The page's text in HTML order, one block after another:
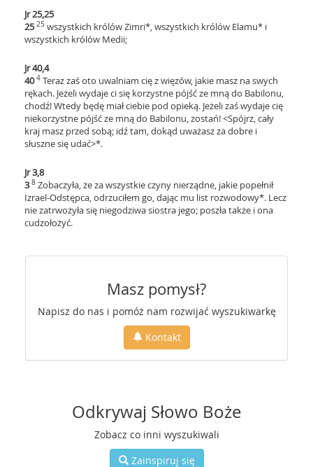
Jr 25,25
25 25 wszystkich królów Zimri*, wszystkich królów Elamu* i
wszystkich królów Medii;
Jr 40,4
404 Teraz zaś oto uwalniam cię z więzów, jakie masz na swych
rękach. Jeżeli wydaje ci się korzystne pójść ze mną do Babilonu,
chodź! Wtedy będę miał ciebie pod opieką. Jeżeli zaś wydaje cię
niekorzystne pójść ze mną do Babilonu, zostań! <Spójrz, cały
kraj masz przed sobą; idź tam, dokąd uważasz za dobre i
słuszne się udać>*.
Jr 3,8
3 8 Zobaczyła, że za wszystkie czyny nierządne, jakie popełnił
Izrael-Odstępca, odrzuciłem go, dając mu list rozwodowy*. Lecz
nie zatrwożyła się niegodziwa siostra jego; poszła także i ona
cudzołożyć.
Masz pomysł?
Napisz do nas i pomóż nam rozwijać wyszukiwarkę
Kontakt
Odkrywaj Słowo Boże
Zobacz co inni wyszukiwali
Zainspiruj się